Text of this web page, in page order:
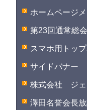
ホームページ
第23回通常総
スマホ用トッ
サイドバナー
株式会社 ジェ
澤田名誉会長放